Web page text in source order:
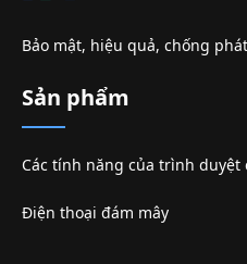
Bảo mật, hiệu quả, chống
Sản phẩm
Các tính năng của trình duyệt
Điện thoại đám mây